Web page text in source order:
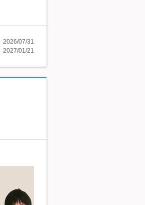
2026/07/31
2027/01/21